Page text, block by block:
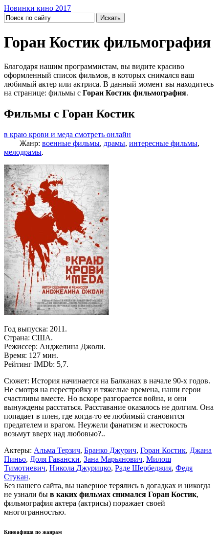
Новинки кино 2017
Горан Костик фильмография
Благодаря нашим программистам, вы видите красиво
оформленный список фильмов, в которых снимался ваш
любимый актер или актриса. В данный момент вы находитесь
на странице: фильмы с Горан Костик фильмография.
Фильмы с Горан Костик
в краю крови и меда смотреть онлайн
Жанр: военные фильмы, драмы, интересные фильмы,
мелодрамы.
Год выпуска: 2011.
Страна: США.
Режиссер: Анджелина Джоли.
Время: 127 мин.
Рейтинг IMDb: 5,7.
Сюжет: История начинается на Балканах в начале 90-х годов.
Не смотря на перестройку и тяжелые времена, наши герои
счастливы вместе. Но вскоре разгорается война, и они
вынуждены расстаться. Расставание оказалось не долгим. Она
попадает в плен, где когда-то ее любимый становится
предателем и врагом. Неужели фанатизм и жестокость
возьмут вверх над любовью?..
Актеры: Альма Терзич, Бранко Джурич, Горан Костик, Джана
Пиньо, Доля Гавански, Зана Марьянович, Милош
Тимотиевич, Никола Джурицко, Раде Шербеджия, Федя
Стукан.
Без нашего сайта, вы наверное терялись в догадках и никогда
не узнали бы в каких фильмах снимался Горан Костик,
фильмография актера (актрисы) поражает своей
многогранностью.
Киноафиша по жанрам